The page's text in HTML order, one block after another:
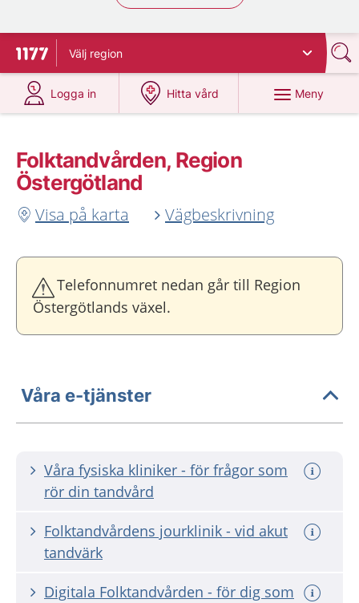
Till startsidan för 1177
Välj region
Logga in
på 1177.se
Hitta vård
på 1177.se
Meny
Folktandvården, Region
Östergötland
Visa på karta Vägbeskrivning
Telefonnumret nedan går till Region
Östergötlands växel.
Våra e-tjänster
Våra fysiska kliniker - för frågor som
rör din tandvård
Folktandvårdens jourklinik - vid akut
tandvärk
Digitala Folktandvården - för dig som